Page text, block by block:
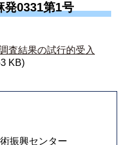
発0331第1号
査結果の試行的受入
KB)
振興センター